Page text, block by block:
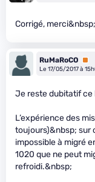
Corrigé, merci&nbsp;
RuMaRoCO
Le 17/05/2017 à
Je reste dubitatif ce
L’expérience des
toujours)&nbsp; sur
impossible à migré
1020 que ne peut
refroidi.&nbsp;